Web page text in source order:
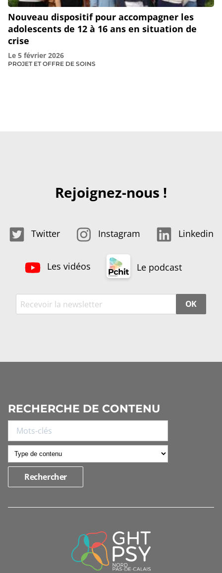
Nouveau dispositif pour accompagner les
adolescents de 12 à 16 ans en situation de
crise
Le 5 février 2026
PROJET ET OFFRE DE SOINS
Rejoignez-nous !
Twitter Instagram Linkedin
Les vidéos Le podcast
OK
RECHERCHE DE CONTENU
INFORMATIONS